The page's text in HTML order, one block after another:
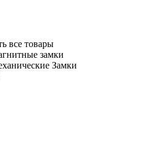
все товары
замки
Замки